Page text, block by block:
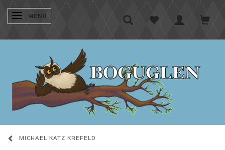
SKIFTE NAVIGATION
MENU
MICHAEL KATZ KREFELD